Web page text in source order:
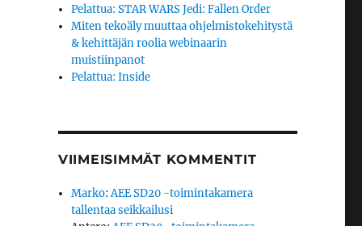
Pelattua: STAR WARS Jedi: Fallen Order
Miten tekoäly muuttaa ohjelmistokehitystä
& kehittäjän roolia webinaarin
muistiinpanot
Pelattua: Inside
VIIMEISIMMÄT KOMMENTIT
Marko:AEE SD20 -toimintakamera
tallentaa seikkailusi